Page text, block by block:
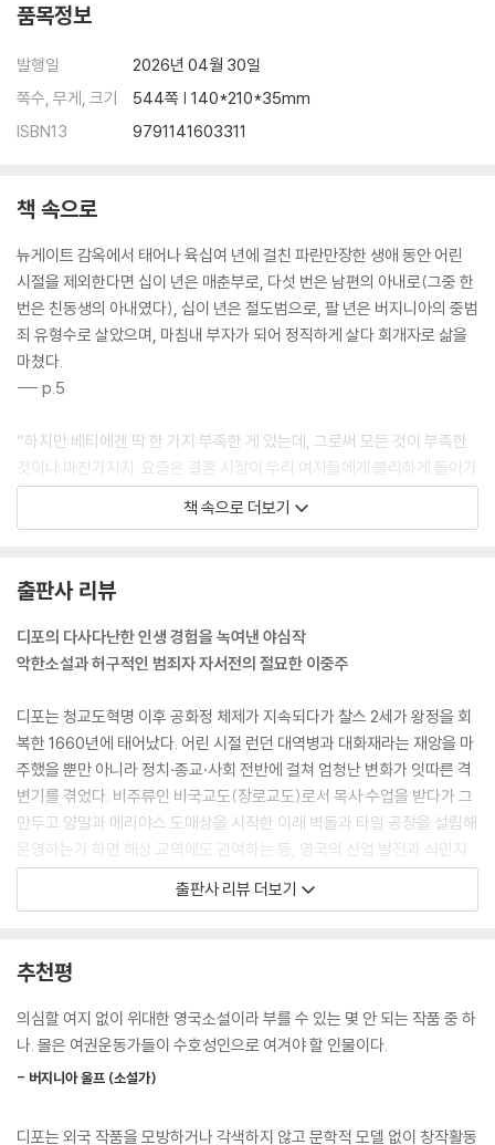
품목정보
발행일
2026년 04월 30일
쪽수, 무게, 크기
544쪽 | 140*210*35mm
ISBN13
9791141603311
책 속으로
뉴게이트 감옥에서 태어나 육십여 년에 걸친 파란만장한 생애 동안 어린
시절을 제외한다면 십이 년은 매춘부로, 다섯 번은 남편의 아내로(그중 한
번은 친동생의 아내였다), 십이 년은 절도범으로, 팔 년은 버지니아의 중범
죄 유형수로 살았으며, 마침내 부자가 되어 정직하게 살다 회개자로 삶을
마쳤다.
--- p.5
“하지만 베티에겐 딱 한 가지 부족한 게 있는데, 그로써 모든 것이 부족한
것이나 마찬가지지. 요즘은 결혼 시장이 우리 여자들에게 불리하게 돌아가
고 있어. 말하자면 어떤 아가씨가 미모, 좋은 가문, 훌륭한 가정교육, 위트,
양식, 예의범절, 겸손함 등을 다 갖추고 있다고 해도, 아니 최대한 많이 갖
는 오로지 돈만이 여자의 추천장이야. 이익은 몽땅 남자가 다 차지하고.”
--- pp.38-39
남자들에게 무시당할 땐 화를 낼 수 있으며, 싫으면 싫다고 말하고 거절을
두려워하지 않는 존재임을 남자들에게 당당히 알린다면, 남자들에게서 늘
이익만 얻어내리라는 것보다 더 확실한 점은 없다. 남자들은 여자들의 수
가 더 많다고 말하면서 우리 여자들에게 마구 모욕을 가한다. [……] 진실
을 말하자면, 여자들의 불리한 여건은 남자들로서 지극히 수치스러워해야
할 사항이며, 이는 오직 우리 시대가 워낙 부도덕하고 성도덕이 문란하기
때문이라고, 요컨대 착한 여자들이 마땅히 관계를 맺어야 하는 남자들은
지극히 적어진 반면 위험을 무릅쓰고 몸을 맡기기에나 알맞은 남자들만 도
처에서 발견할 수 있기 때문이라고 말하겠다.
들 품으로 말이다! 운도 지독히 없는 것아! 아아, 이제 우린 모두 파멸이구
나! 제 남동생과 결혼을 하다니! 아이까지 셋이나 낳고, 그중 살아남은 두
아이가 한 몸, 한 핏줄이라니! 내 아들과 내 딸이 남편과 아내로 잠자리에
아, 가엾은 우리 가족! 이제 우리는 어찌된단 말이냐?”
책 속으로 더보기
출판사 리뷰
디포의 다사다난한 인생 경험을 녹여낸 야심작
악한소설과 허구적인 범죄자 자서전의 절묘한 이중주
디포는 청교도혁명 이후 공화정 체제가 지속되다가 찰스 2세가 왕정을 회
복한 1660년에 태어났다. 어린 시절 런던 대역병과 대화재라는 재앙을 마
주했을 뿐만 아니라 정치·종교·사회 전반에 걸쳐 엄청난 변화가 잇따른 격
변기를 겪었다. 비주류인 비국교도(장로교도)로서 목사 수업을 받다가 그
만두고 양말과 메리야스 도매상을 시작한 이래 벽돌과 타일 공장을 설립해
운영하는가 하면 해상 교역에도 관여하는 등, 영국의 산업 발전과 식민지
건설에 발맞춰 야심차게 경제활동을 벌인 사업가이기도 했다. 그러나 디포
스스로 “나보다 더 많은 운명의 변화를 겪어본 사람은 없을 것이다. 나는
회와 국가의 위선을 거침없이 풍자한 정치 팸플릿 작가로 활약하면서 대중
의 호응을 얻었다. 명예혁명을 통해 즉위한 네덜란드 출신의 국왕 윌리엄
3세를 옹호한 『순수 혈통의 영국인』(1701)으로 이름을 알린 후 『비국교도
3년 뉴게이트 감옥에 투옥되고 형틀을 쓴 모습이 공개되는 고초를 겪으며
출판사 리뷰 더보기
추천평
의심할 여지 없이 위대한 영국소설이라 부를 수 있는 몇 안 되는 작품 중 하
나. 몰은 여권운동가들이 수호성인으로 여겨야 할 인물이다.
- 버지니아 울프 (소설가)
디포는 외국 작품을 모방하거나 각색하지 않고 문학적 모델 없이 창작활동